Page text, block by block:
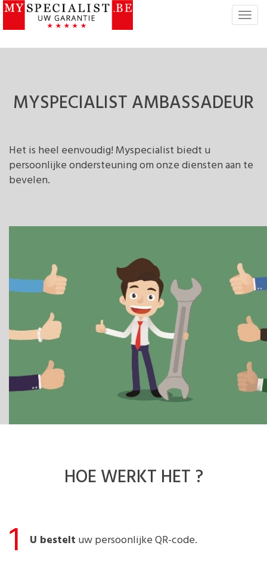
T
n
a
a
MYSPECIALIST AMBASSADEUR
Het is heel eenvoudig! Myspecialist biedt u
persoonlijke ondersteuning om onze diensten aan te
bevelen.
HOE WERKT HET ?
1 U bestelt uw persoonlijke QR-code.